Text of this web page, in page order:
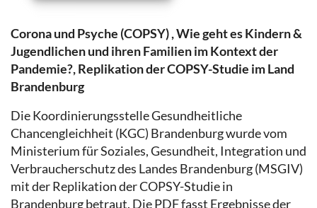
Corona und Psyche (COPSY) , Wie geht es Kindern &
Jugendlichen und ihren Familien im Kontext der
Pandemie?, Replikation der COPSY-Studie im Land
Brandenburg
Die Koordinierungsstelle Gesundheitliche
Chancengleichheit (KGC) Brandenburg wurde vom
Ministerium für Soziales, Gesundheit, Integration und
Verbraucherschutz des Landes Brandenburg (MSGIV)
mit der Replikation der COPSY-Studie in
Brandenburg betraut. Die PDF fasst Ergebnisse der